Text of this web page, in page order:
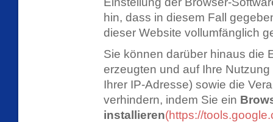
hin, dass in diesem Fall
dieser Website vollumfänglich
Sie können darüber hinaus die
erzeugten und auf Ihre
Ihrer IP-Adresse) sowie die
verhindern, indem Sie ein
installieren(https://